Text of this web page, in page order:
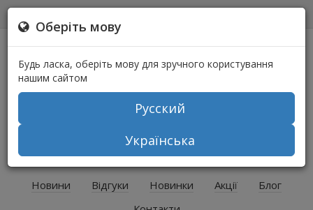
+38 (067) 541-64-04
+38 (073) 541-64-04
Новини Відгуки Новинки Акції
Блог
Оберіть мову
Будь ласка, оберіть мову для зручного користування
нашим сайтом
Русский
Українська